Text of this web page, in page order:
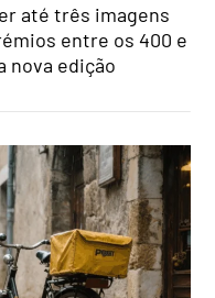
até três imagens
entre os 400 e
nova edição